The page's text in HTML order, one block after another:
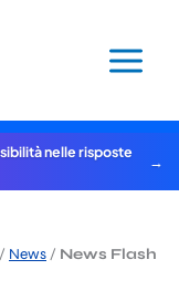
nelle risposte
/ News / News Flash